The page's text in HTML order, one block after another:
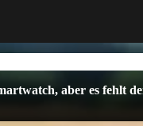
aber es fehlt